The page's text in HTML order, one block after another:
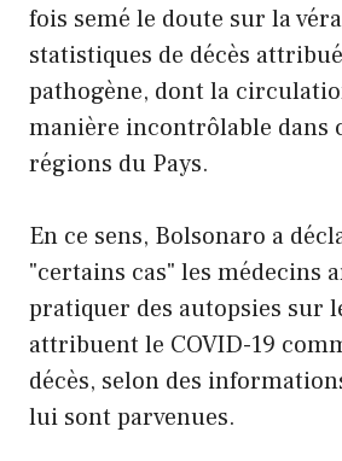
fois semé le doute sur la
statistiques de décès
pathogène, dont la
manière incontrôlable dans
régions du Pays.
En ce sens, Bolsonaro a
"certains cas" les médecins
pratiquer des autopsies sur
attribuent le COVID-19
décès, selon des
lui sont parvenues.